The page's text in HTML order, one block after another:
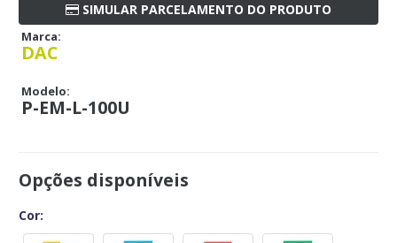
SIMULAR PARCELAMENTO DO PRODUTO
Marca:
DAC
Modelo:
P-EM-L-100U
Opções disponíveis
Cor: